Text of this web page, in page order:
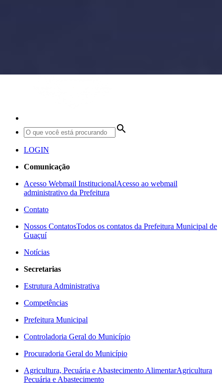
search
LOGIN
Comunicação
Acesso Webmail InstitucionalAcesso ao webmail
administrativo da Prefeitura
Contato
Nossos ContatosTodos os contatos da Prefeitura Municipal de
Guaçuí
Notícias
Secretarias
Estrutura Administrativa
Competências
Prefeitura Municipal
Controladoria Geral do Município
Procuradoria Geral do Município
Agricultura, Pecuária e Abastecimento AlimentarAgricultura
Pecuária e Abastecimento